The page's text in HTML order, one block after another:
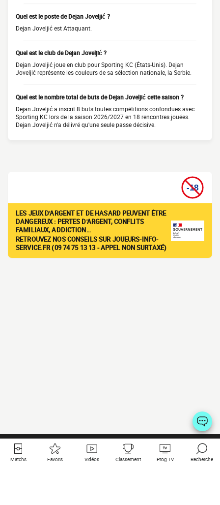
Quel est le poste de Dejan Joveljić ?
Dejan Joveljić est Attaquant.
Quel est le club de Dejan Joveljić ?
Dejan Joveljić joue en club pour Sporting KC (États-Unis). Dejan
Joveljić représente les couleurs de sa sélection nationale, la Serbie.
Quel est le nombre total de buts de Dejan Joveljić cette saison ?
Dejan Joveljić a inscrit 8 buts toutes compétitions confondues avec
Sporting KC lors de la saison 2026/2027 en 18 rencontres jouées.
Dejan Joveljić n'a délivré qu'une seule passe décisive.
LES JEUX D'ARGENT ET DE HASARD PEUVENT ÊTRE
DANGEREUX : PERTES D'ARGENT, CONFLITS
FAMILIAUX, ADDICTION…
RETROUVEZ NOS CONSEILS SUR JOUEURS-INFO-
SERVICE.FR (09 74 75 13 13 - APPEL NON SURTAXÉ)
Matchs Favoris Vidéos Classement Prog TV Recherche